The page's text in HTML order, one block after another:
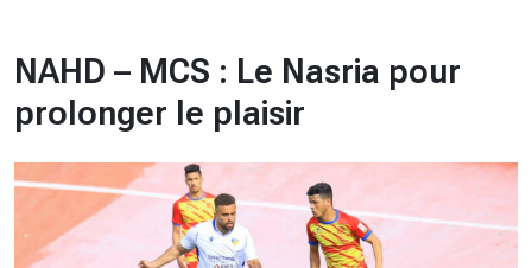
NAHD – MCS : Le Nasria pour
prolonger le plaisir